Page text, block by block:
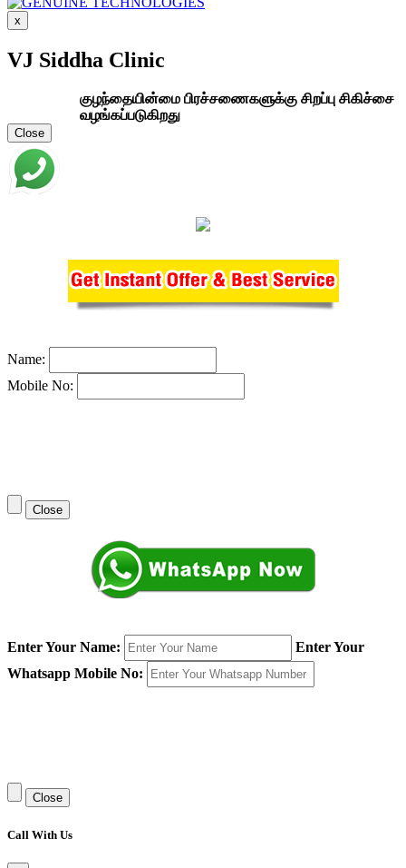
x
VJ Siddha Clinic
குழந்தையின்மை பிரச்சணைகளுக்கு சிறப்பு சிகிச்சை
வழங்கப்படுகிறது
Close
Name:
Mobile No:
Close
Enter Your Name:
Enter Your
Whatsapp Mobile No:
Close
Call With Us